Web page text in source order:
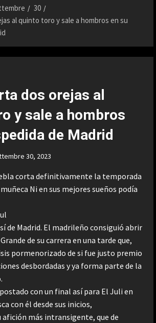
30
al quinto toro y sale a hombros en su
dos orejas al
y sale a hombros
de Madrid
30, 2023
corta definitivamente la temporada
Ni en sus mejores sueños podía
de Madrid. El madrileño consiguió abrir
de su carrera en una tarde que,
pormenorizado de si fue justo premio
desbordadas y ya forma parte de la
con un final así para El Juli en
con él desde sus inicios,
más intransigente, que de